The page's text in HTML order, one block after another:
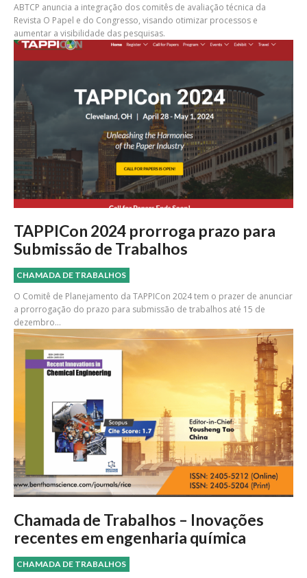
ABTCP anuncia a integração dos comitês de avaliação técnica da
Revista O Papel e do Congresso, visando otimizar processos e
aumentar a visibilidade das pesquisas.
TAPPICon 2024 prorroga prazo para
Submissão de Trabalhos
CHAMADA DE TRABALHOS
O Comitê de Planejamento da TAPPICon 2024 tem o prazer de anunciar
a prorrogação do prazo para submissão de trabalhos até 15 de
dezembro...
Chamada de Trabalhos – Inovações
recentes em engenharia química
CHAMADA DE TRABALHOS